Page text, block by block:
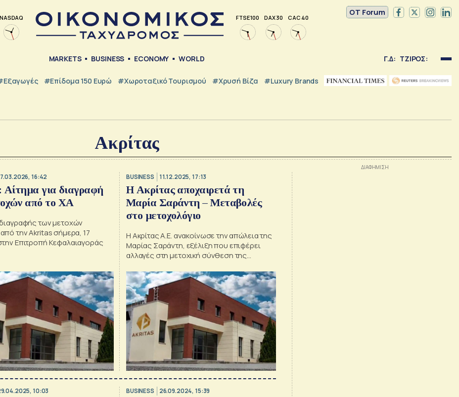
NASDAQ FTSE 100 DAX 30 CAC 40
OT Forum
MARKETS BUSINESS ECONOMY WORLD Γ.Δ: ΤΖΙΡΟΣ:
#Επίδομα 150 Ευρώ #Χωροταξικό Τουρισμού #Χρυσή Βίζα #luxury Brands
Ακρίτας
16:42
για διαγραφή
από το ΧΑ
των μετοχών
την Akritas σήμερα, 17
Επιτροπή Κεφαλαιαγοράς
BUSINESS 11.12.2025, 17:13
Η Ακρίτας αποχαιρετά τη
Μαρία Σαράντη – Μεταβολές
στο μετοχολόγιο
Η Ακρίτας Α.Ε. ανακοίνωσε την απώλεια της
Μαρίας Σαράντη, εξέλιξη που επιφέρει
αλλαγές στη μετοχική σύνθεση της
10:03 BUSINESS 26.09.2024, 15:39